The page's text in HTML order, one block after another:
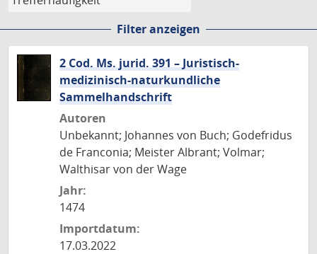
Filter anzeigen
2 Cod. Ms. jurid. 391 – Juristisch-
medizinisch-naturkundliche
Sammelhandschrift
Autoren
Unbekannt; Johannes von Buch; Godefridus
de Franconia; Meister Albrant; Volmar;
Walthisar von der Wage
Jahr:
1474
Importdatum:
17.03.2022